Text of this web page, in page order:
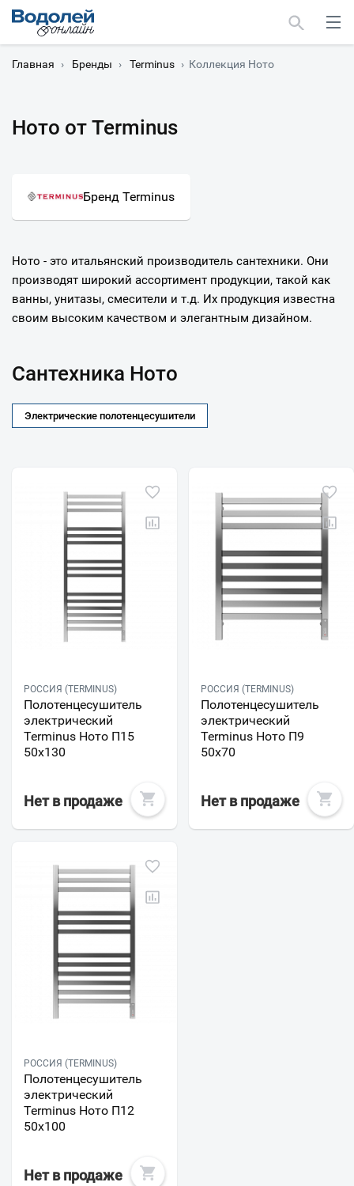
Главная › Бренды › Terminus › Коллекция Ното
Ното от Terminus
Бренд Terminus
Ното - это итальянский производитель сантехники. Они
производят широкий ассортимент продукции, такой как
ванны, унитазы, смесители и т.д. Их продукция известна
своим высоким качеством и элегантным дизайном.
Сантехника Ното
Электрические полотенцесушители
РОССИЯ (TERMINUS)
Полотенцесушитель
электрический
Terminus Ното П15
50х130
Нет в продаже
РОССИЯ (TERMINUS)
Полотенцесушитель
электрический
Terminus Ното П9
50х70
Нет в продаже
РОССИЯ (TERMINUS)
Полотенцесушитель
электрический
Terminus Ното П12
50х100
Нет в продаже